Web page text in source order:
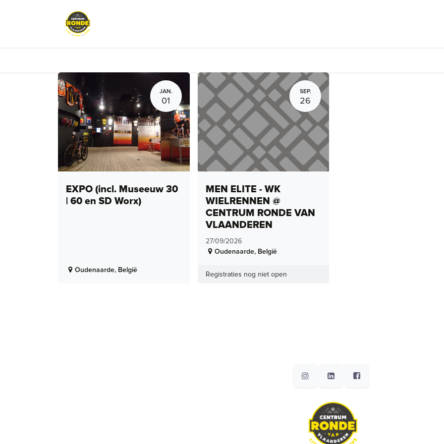
JAN.
01
EXPO (incl. Museeuw 30
| 60 en SD Worx)
Oudenaarde, België
SEP.
26
MEN ELITE - WK
WIELRENNEN @
CENTRUM RONDE VAN
VLAANDEREN
27/09/2026
Oudenaarde, België
Registraties nog niet open